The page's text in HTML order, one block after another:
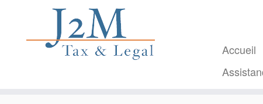
contenu
Accueil